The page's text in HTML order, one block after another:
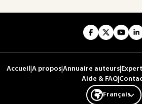
Accueil A propos Annuaire auteurs
Aide & FAQ|
Français